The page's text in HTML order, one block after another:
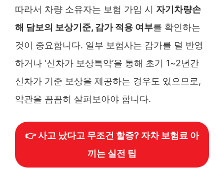
따라서 차량 소유자는 보험 가입 시 자기차량손
해 담보의 보상기준, 감가 적용 여부를 확인하는
것이 중요합니다. 일부 보험사는 감가를 덜 반영
하거나 ‘신차가 보상특약’을 통해 초기 1~2년간
신차가 기준 보상을 제공하는 경우도 있으므로,
약관을 꼼꼼히 살펴보아야 합니다.
👉 사고 났다고 무조건 할증? 자차 보험료 아
끼는 실전 팁